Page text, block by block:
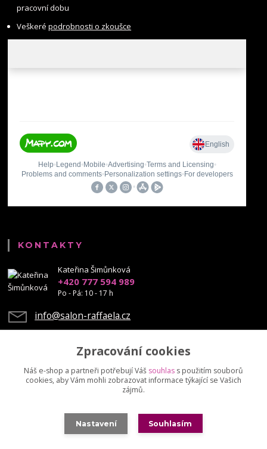
pracovní dobu
Veškerépodrobnosti o zkoušce
KONTAKTY
Kateřina Šimůnková
+420 777 594 989
Po - Pá: 10 - 17 h
info@salon-raffaela.cz
Upravit sběr cookies.
© Mgr. Kateřina Šimůnková, 2023 - další šíření našich fotek je chráněno
autorskými právy
Zpracování cookies
Náš e-shop a partneři potřebují Váš souhlas s použitím souborů
cookies, aby Vám mohli zobrazovat informace týkající se Vašich
zájmů.
Nastavení Souhlasím